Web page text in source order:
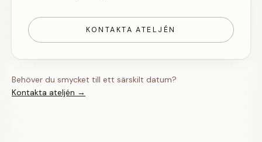
KONTAKTA ATELJÉN
Behöver du smycket till ett särskilt datum?
Kontakta ateljén →